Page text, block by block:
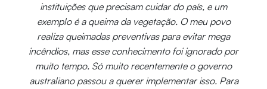
instituições que precisam cuidar do país, e um
exemplo é a queima da vegetação. O meu povo
realiza queimadas preventivas para evitar mega
incêndios, mas esse conhecimento foi ignorado por
muito tempo. Só muito recentemente o governo
australiano passou a querer implementar isso. Para